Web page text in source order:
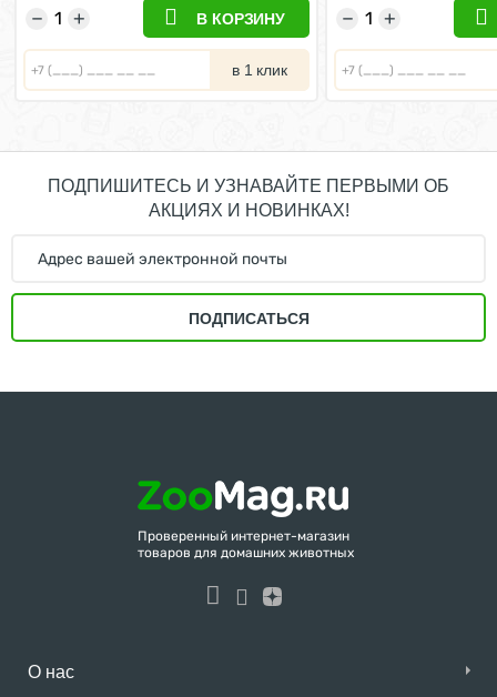
+
− В КОРЗИНУ
в 1 клик
+
−
ПОДПИШИТЕСЬ И УЗНАВАЙТЕ ПЕРВЫМИ ОБ
АКЦИЯХ И НОВИНКАХ!
ПОДПИСАТЬСЯ
Проверенный интернет-магазин
товаров для домашних животных
О нас